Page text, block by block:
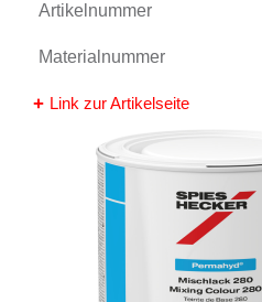
Artikelnummer
Materialnummer
Link zur Artikelseite